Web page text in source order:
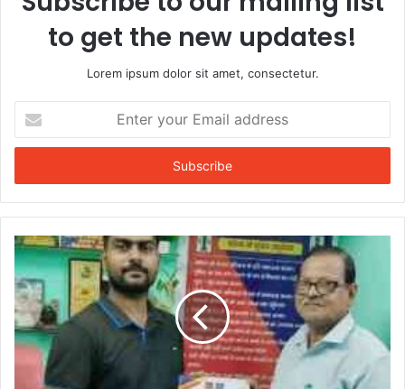
to get the new updates!
Lorem ipsum dolor sit amet, consectetur.
your
Email